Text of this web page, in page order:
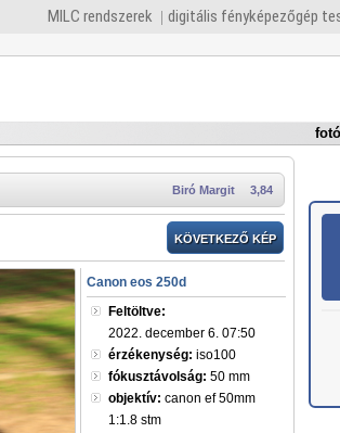
MILC rendszerek digitális fényképezőgép
3,84
Biró Margit
KÖVETKEZŐ KÉP
Canon eos 250d
Feltöltve:
2022. december 6. 07:50
érzékenység: iso100
fókusztávolság: 50 mm
objektív: canon ef 50mm
1:1.8 stm